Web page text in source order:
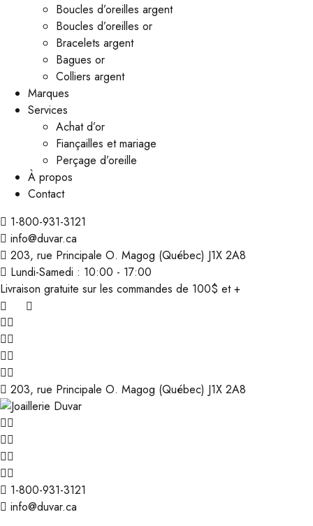
Boucles d’oreilles argent
Boucles d’oreilles or
Bracelets argent
Bagues or
Colliers argent
Marques
Services
Achat d’or
Fiançailles et mariage
Perçage d’oreille
À propos
Contact
1-800-931-3121
info@duvar.ca
203, rue Principale O. Magog (Québec) J1X 2A8
Lundi-Samedi : 10:00 - 17:00
Livraison gratuite sur les commandes de 100$ et +
203, rue Principale O. Magog (Québec) J1X 2A8
1-800-931-3121
info@duvar.ca